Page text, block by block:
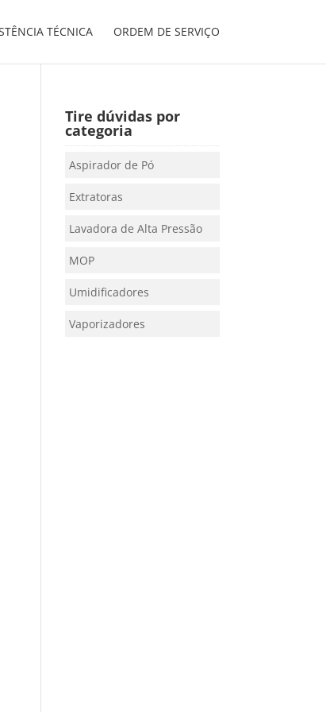
TÉCNICA ORDEM DE SERVIÇO
Tire dúvidas por
categoria
Aspirador de Pó
Extratoras
Lavadora de Alta Pressão
MOP
Umidificadores
Vaporizadores